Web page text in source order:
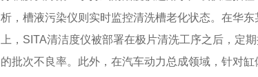
析，槽液污染仪则实时监控清洗槽老化状态。在华
上，SITA清洁度仪被部署在极片清洗工序之后，定
的批次不良率。此外，在汽车动力总成领域，针对